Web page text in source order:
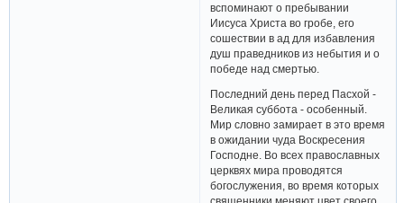
вспоминают о пребывании
Иисуса Христа во гробе, его
сошествии в ад для избавления
душ праведников из небытия и о
победе над смертью.
Последний день перед Пасхой -
Великая суббота - особенный.
Мир словно замирает в это время
в ожидании чуда Воскресения
Господне. Во всех православных
церквях мира проводятся
богослужения, во время которых